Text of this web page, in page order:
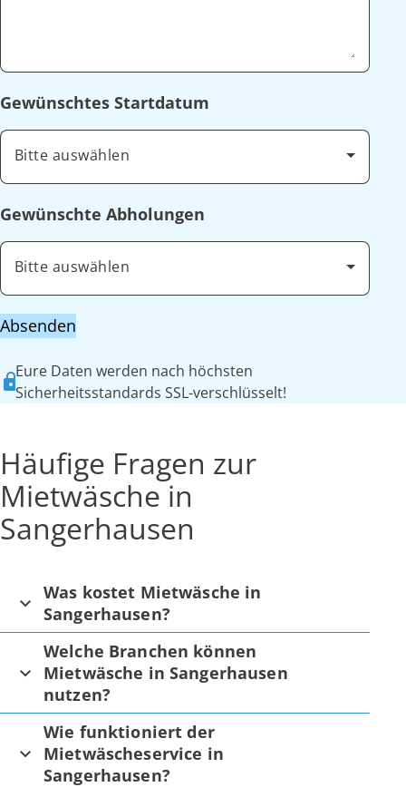
Gewünschtes Startdatum
Bitte auswählen
Gewünschte Abholungen
Bitte auswählen
Absenden
Eure Daten werden nach höchsten
Sicherheitsstandards SSL-verschlüsselt!
Häufige Fragen zur
Mietwäsche in
Sangerhausen
Was kostet Mietwäsche in
Sangerhausen?
Welche Branchen können
Mietwäsche in Sangerhausen
nutzen?
Wie funktioniert der
Mietwäscheservice in
Sangerhausen?